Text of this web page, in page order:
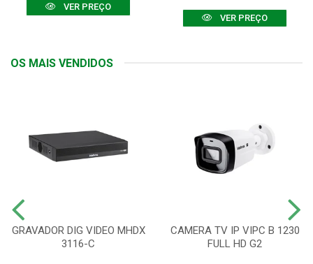
VER PREÇO
VER PREÇO
OS MAIS VENDIDOS
GRAVADOR DIG VIDEO MHDX
3116-C
CAMERA TV IP VIPC B 1230
FULL HD G2